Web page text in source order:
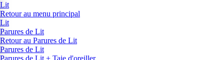
Lit
Retour au menu principal
Lit
Parures de Lit
Retour au Parures de Lit
Parures de Lit